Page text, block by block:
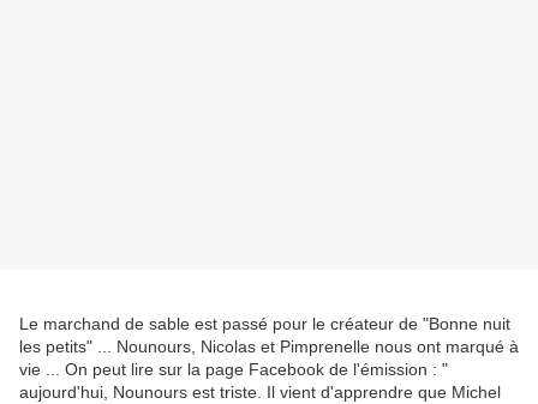
Le marchand de sable est passé pour le créateur de "Bonne nuit
les petits" ... Nounours, Nicolas et Pimprenelle nous ont marqué à
vie ... On peut lire sur la page Facebook de l'émission : "
aujourd'hui, Nounours est triste. Il vient d'apprendre que Michel